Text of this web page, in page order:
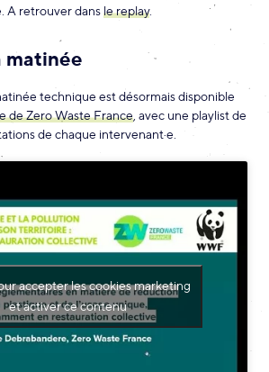
A retrouver dansle replay.
matinée
technique est désormais disponible
de Zero Waste France, avec une playlist de
de chaque intervenant·e.
accepter les cookies marketing
et activer ce contenu